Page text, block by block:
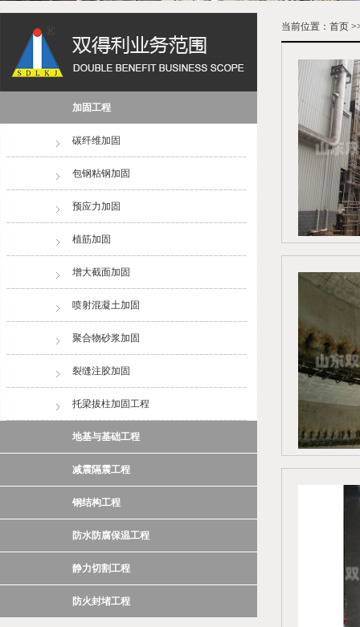
加固工程
碳纤维加固
包钢粘钢加固
预应力加固
植筋加固
增大截面加固
喷射混凝土加固
聚合物砂浆加固
裂缝注胶加固
托梁拔柱加固工程
地基与基础工程
减震隔震工程
钢结构工程
防水防腐保温工程
静力切割工程
防火封堵工程
当前位置： 首页